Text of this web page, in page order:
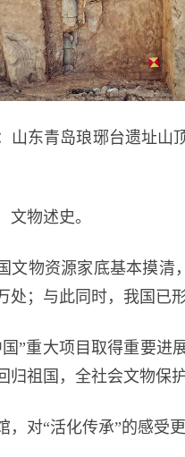
东青岛琅琊台遗址山顶
物述史。
物资源家底基本摸清，
处；与此同时，我国已
重大项目取得重要进展
归祖国，全社会文物保
对“活化传承”的感受更